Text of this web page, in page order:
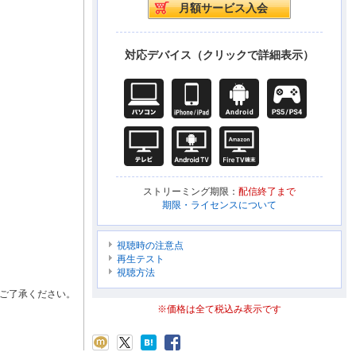
了承ください。
対応デバイス（クリックで詳細表示）
ストリーミング期限： 配信終了まで
期限・ライセンスについて
視聴時の注意点
再生テスト
視聴方法
※価格は全て税込み表示です